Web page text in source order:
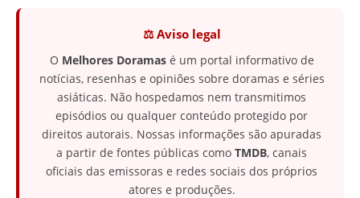
⚖️ Aviso legal
O Melhores Doramasé um portal informativo de
notícias, resenhas e opiniões sobre doramas e séries
asiáticas. Não hospedamos nem transmitimos
episódios ou qualquer conteúdo protegido por
direitos autorais. Nossas informações são apuradas
a partir de fontes públicas como TMDB, canais
oficiais das emissoras e redes sociais dos próprios
atores e produções.